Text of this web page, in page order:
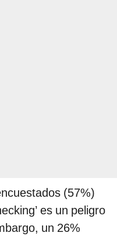
(57%)
es un peligro
un 26%